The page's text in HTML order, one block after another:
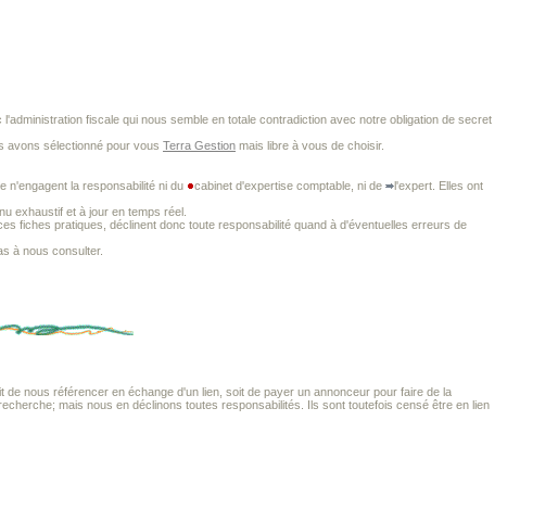
fiscale qui nous semble en totale contradiction avec notre obligation de secret
avons sélectionné pour vous Terra Gestion mais libre à vous de choisir.
n'engagent la responsabilité ni du cabinet d'expertise comptable, ni de
l'expert. Elles ont
exhaustif et à jour en temps réel.
fiches pratiques, déclinent donc toute responsabilité quand à d'éventuelles erreurs de
à nous consulter.
nous référencer en échange d'un lien, soit de payer un annonceur pour faire de la
mais nous en déclinons toutes responsabilités. Ils sont toutefois censé être en lien